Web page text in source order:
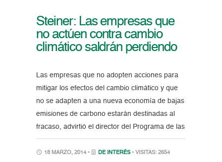
Steiner: Las empresas que
no actúen contra cambio
climático saldrán perdiendo
Las empresas que no adopten acciones para
mitigar los efectos del cambio climático y que
no se adapten a una nueva economía de bajas
emisiones de carbono estarán destinadas al
fracaso, advirtió el director del Programa de las
18 MARZO, 2014 • DE INTERÉS • VISITAS: 2654